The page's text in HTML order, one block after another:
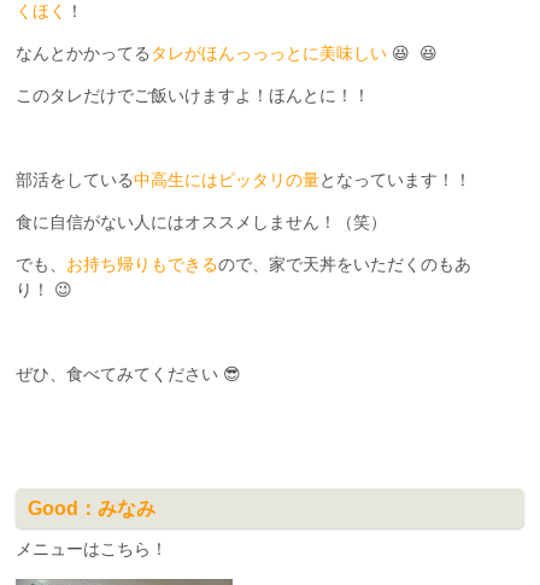
くほく
！
なんとかかってる タレがほんっっっとに美味しい 😆 😆
このタレだけでご飯いけますよ！ほんとに！！
部活をしている中高生にはピッタリの量となっています！！
食に自信がない人にはオススメしません！（笑）
でも、 お持ち帰りもできるので、家で天丼をいただくのもあ
り！ 😉
ぜひ、食べてみてください 😎
Good：みなみ
メニューはこちら！